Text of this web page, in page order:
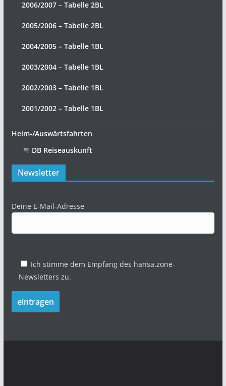
2006/2007 – Tabelle 2BL
2005/2006 – Tabelle 2BL
2004/2005 – Tabelle 1BL
2003/2004 – Tabelle 1BL
2002/2003 – Tabelle 1BL
2001/2002 – Tabelle 1BL
Heim-/Auswärtsfahrten
DB Reiseauskunft
Newsletter
Deine E-Mail-Adresse
Ich stimme dem Empfang des hansa.zone-
Newsletters zu.